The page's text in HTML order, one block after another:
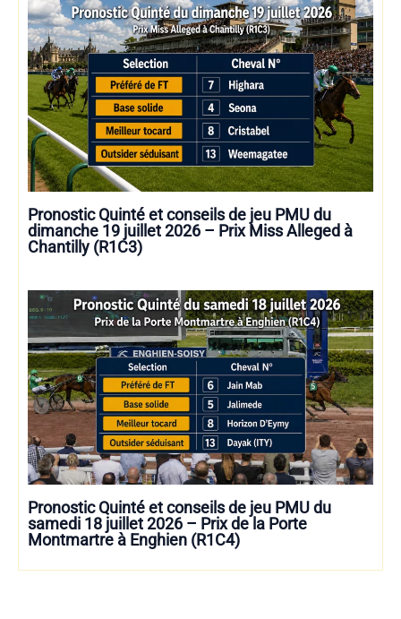
Pronostic Quinté et conseils de jeu PMU du
dimanche 19 juillet 2026 – Prix Miss Alleged à
Chantilly (R1C3)
Pronostic Quinté et conseils de jeu PMU du
samedi 18 juillet 2026 – Prix de la Porte
Montmartre à Enghien (R1C4)